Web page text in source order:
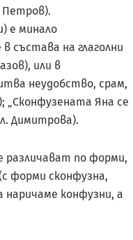
Петров).
е минало
състава на глаголни
или в
неудобство, срам,
„Сконфузената Яна се
Димитрова).
различават по форми,
форми сконфузна,
наричаме конфузни, а